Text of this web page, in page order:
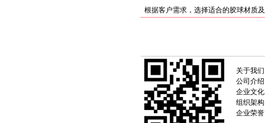
根据客户需求，选择适合的胶球材质
关于我们
公司介绍
企业文化
组织架构
企业荣誉